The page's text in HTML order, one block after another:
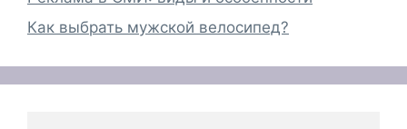
Как выбрать мужской велосипед?